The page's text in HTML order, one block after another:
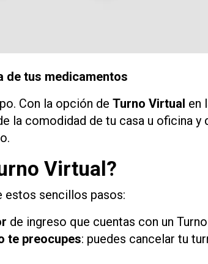
de tus medicamentos
Con la opción de Turno Virtual en
la comodidad de tu casa u oficina y
Virtual?
estos sencillos pasos:
de ingreso que cuentas con un
te preocupes: puedes cancelar tu